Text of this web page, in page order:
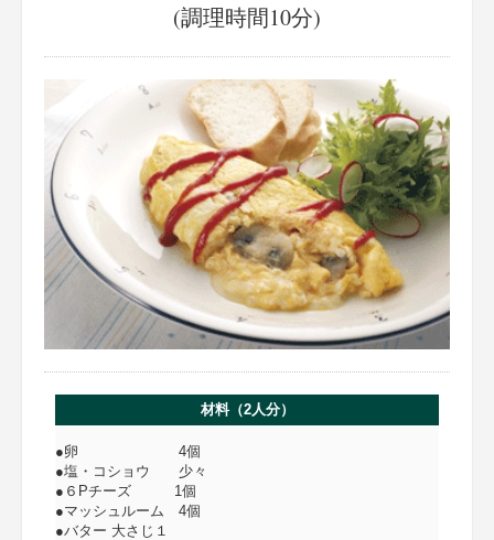
(調理時間10分)
材料（2人分）
●卵 4個
●塩・コショウ 少々
●６Pチーズ 1個
●マッシュルーム 4個
●バター 大さじ１